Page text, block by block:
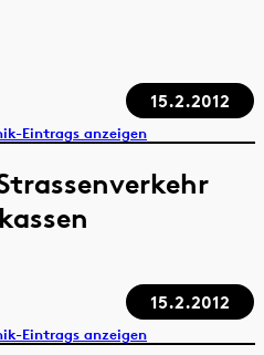
15.2.2012
Eintrags anzeigen
15.2.2012
Eintrags anzeigen